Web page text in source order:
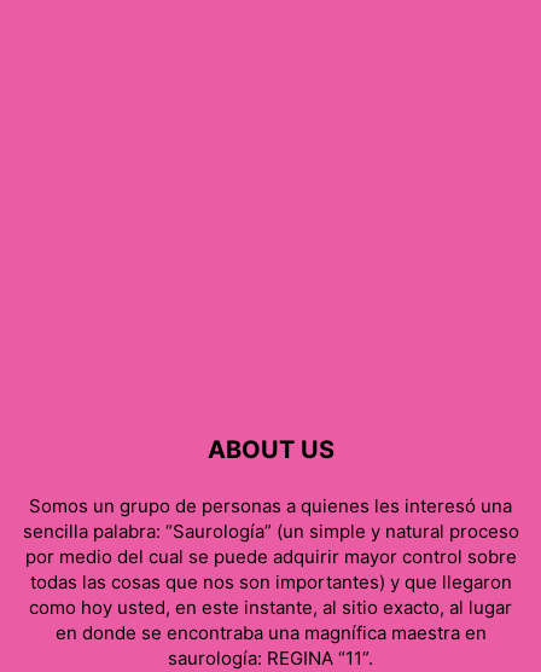
ABOUT US
Somos un grupo de personas a quienes les interesó una
sencilla palabra: “Saurología” (un simple y natural proceso
por medio del cual se puede adquirir mayor control sobre
todas las cosas que nos son importantes) y que llegaron
como hoy usted, en este instante, al sitio exacto, al lugar
en donde se encontraba una magnífica maestra en
saurología: REGINA “11”.